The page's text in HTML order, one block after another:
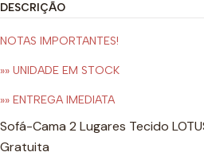
DESCRIÇÃO
NOTAS IMPORTANTES!
»» UNIDADE EM STOCK
»» ENTREGA IMEDIATA
Sofá-Cama 2 Lugares Tecido
Gratuita